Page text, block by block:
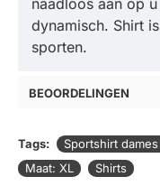
naadloos aan op
dynamisch. Shirt
sporten.
BEOORDELINGEN
Tags:
Sportshirt
Maat: XL
Shirts